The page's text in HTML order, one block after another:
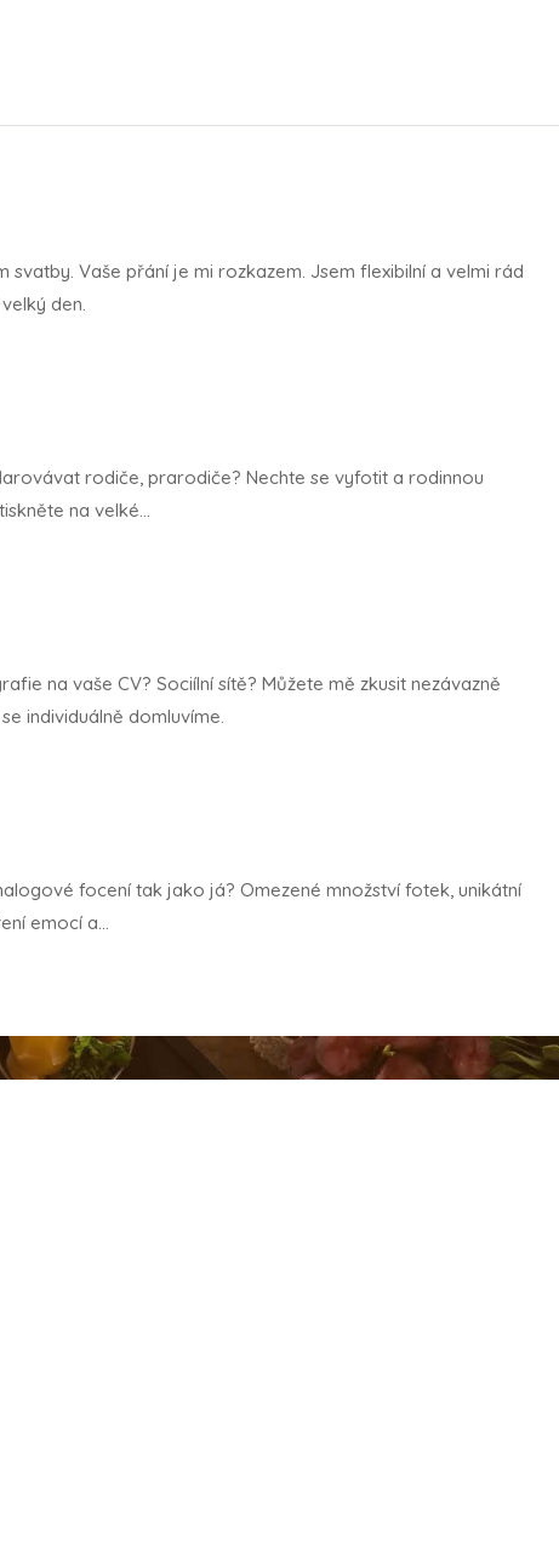
svatby. Vaše přání je mi rozkazem. Jsem flexibilní a velmi rád
den.
rodiče, prarodiče? Nechte se vyfotit a rodinnou
na velké...
na vaše CV? Sociílní sítě? Můžete mě zkusit nezávazně
individuálně domluvíme.
focení tak jako já? Omezené množství fotek, unikátní
emocí a...